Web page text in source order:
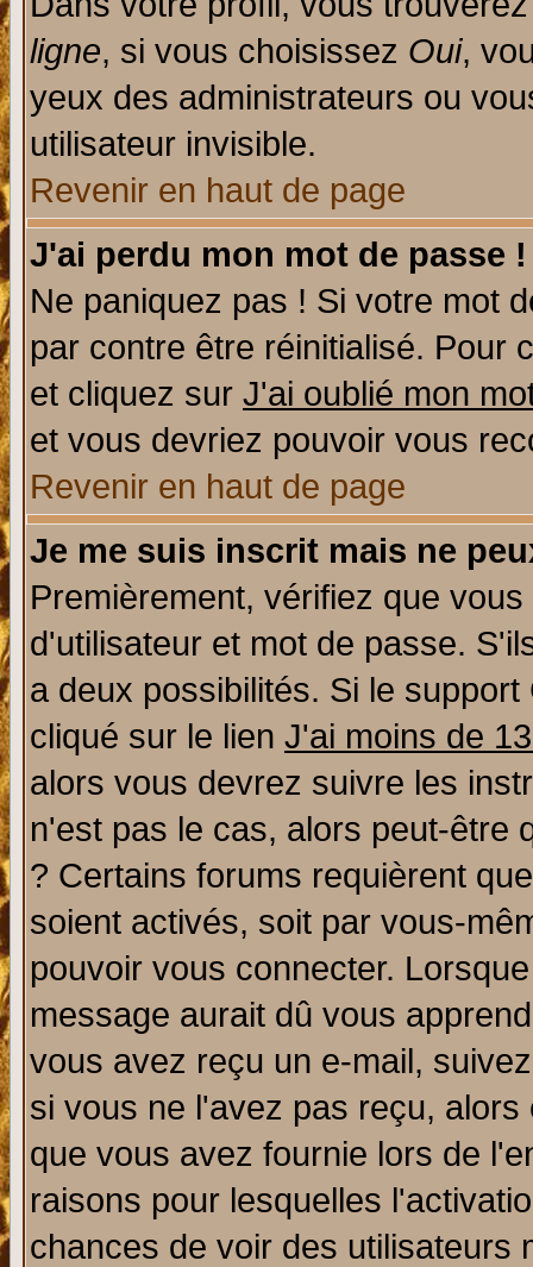
ligne, si vous choisissez Oui,
yeux des administrateurs ou
utilisateur invisible.
Revenir en haut de page
J'ai perdu mon mot de passe !
Ne paniquez pas ! Si votre mot
par contre être réinitialisé. Pour
et cliquez sur J'ai oublié mon
et vous devriez pouvoir vous
Revenir en haut de page
Je me suis inscrit mais ne
Premièrement, vérifiez que
d'utilisateur et mot de passe.
a deux possibilités. Si le
cliqué sur le lien J'ai moins de
alors vous devrez suivre les
n'est pas le cas, alors peut-être
? Certains forums requièrent
soient activés, soit par vous-
pouvoir vous connecter.
message aurait dû vous
vous avez reçu un e-mail,
si vous ne l'avez pas reçu,
que vous avez fournie lors de
raisons pour lesquelles
chances de voir des utilisateurs